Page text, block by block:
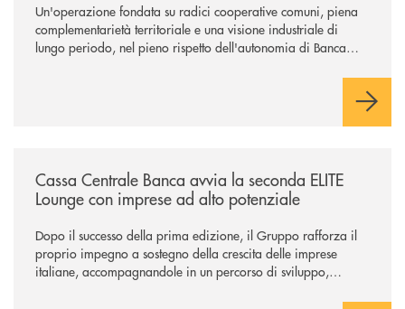
Un'operazione fondata su radici cooperative comuni, piena
complementarietà territoriale e una visione industriale di
lungo periodo, nel pieno rispetto dell'autonomia di Banca
negoziazione esclusiva per la finalizzazione dell’operazione.
Cassa Centrale Banca avvia la seconda ELITE
Lounge con imprese ad alto potenziale
Dopo il successo della prima edizione, il Gruppo rafforza il
proprio impegno a sostegno della crescita delle imprese
italiane, accompagnandole in un percorso di sviluppo,